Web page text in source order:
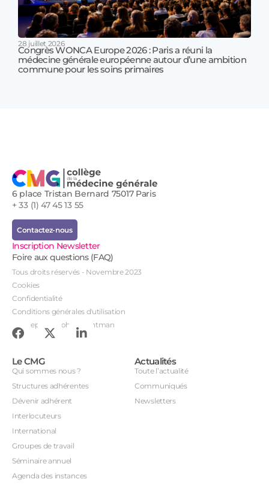
28 juillet 2026
Congrès WONCA Europe 2026 : Paris a réuni la
médecine générale européenne autour d’une ambition
commune pour les soins primaires
6 place Tristan Bernard 75017 Paris
+ 33 (1) 47 45 13 55
Contactez-nous
Inscription Newsletter
Foire aux questions (FAQ)
Tous droits réservés - Novembre 2023
Cookies
Confidentialité
Conditions générales d'utilisation
Conception : John Brightman
Le CMG
Qui sommes nous ?
Structures adhérentes
Dévenir adhérent
Interlocuteurs
International
Groupes de travail
Séminaire annuel
Agenda des instances
Actualités
Toute l’actualité
Communiqués
Newsletters